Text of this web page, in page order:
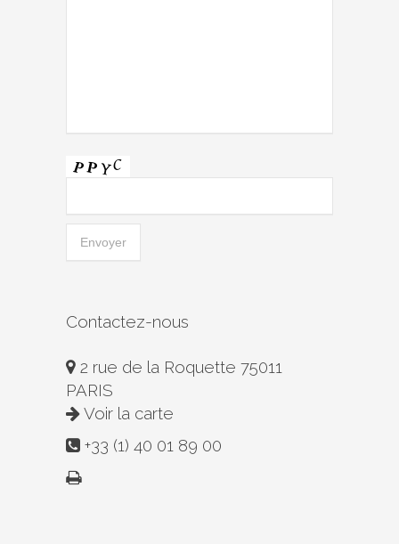
Contactez-nous
2 rue de la Roquette 75011
PARIS
Voir la carte
+33 (1) 40 01 89 00